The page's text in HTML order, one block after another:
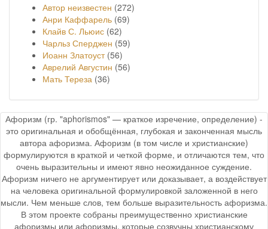
Автор неизвестен (272)
Анри Каффарель (69)
Клайв С. Льюис (62)
Чарльз Сперджен (59)
Иоанн Златоуст(56)
Аврелий Августин (56)
Мать Тереза (36)
Афоризм (гр. "aphorismos" — краткое изречение, определение) -
это оригинальная и обобщённая, глубокая и законченная мысль
автора афоризма. Афоризм (в том числе и христианские)
формулируются в краткой и четкой форме, и отличаются тем, что
очень выразительны и имеют явно неожиданное суждение.
Афоризм ничего не аргументирует или доказывает, а воздействует
на человека оригинальной формулировкой заложенной в него
мысли. Чем меньше слов, тем больше выразительность афоризма.
В этом проекте собраны преимущественно христианские
афоризмы или афоризмы, которые созвучны христианскому